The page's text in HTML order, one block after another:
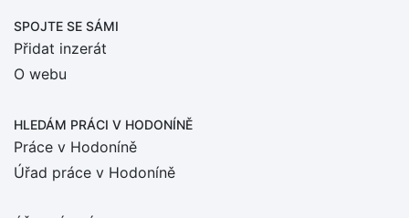
SPOJTE SE SÁMI
Přidat inzerát
O webu
HLEDÁM PRÁCI V HODONÍNĚ
Práce v Hodoníně
Úřad práce v Hodoníně